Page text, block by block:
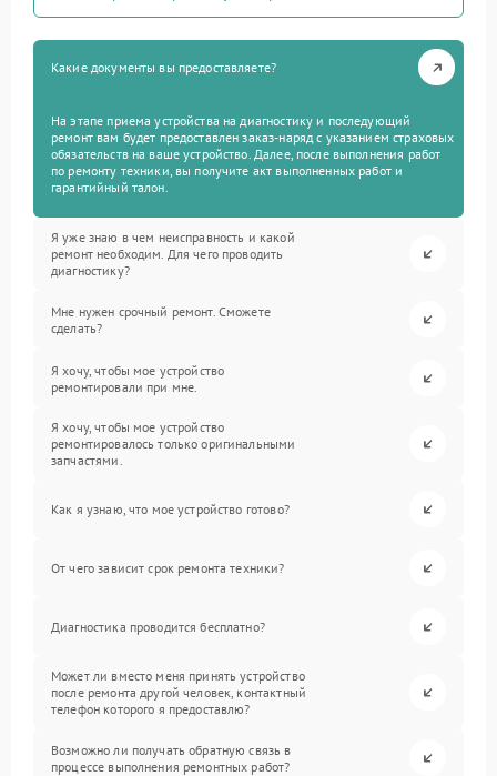
Какие документы вы предоставляете?
На этапе приема устройства на диагностику и последующий
ремонт вам будет предоставлен заказ-наряд с указанием страховых
обязательств на ваше устройство. Далее, после выполнения работ
по ремонту техники, вы получите акт выполненных работ и
гарантийный талон.
Я уже знаю в чем неисправность и какой
ремонт необходим. Для чего проводить
диагностику?
Мне нужен срочный ремонт. Сможете
сделать?
Я хочу, чтобы мое устройство
ремонтировали при мне.
Я хочу, чтобы мое устройство
ремонтировалось только оригинальными
запчастями.
Как я узнаю, что мое устройство готово?
От чего зависит срок ремонта техники?
Диагностика проводится бесплатно?
Может ли вместо меня принять устройство
после ремонта другой человек, контактный
телефон которого я предоставлю?
Возможно ли получать обратную связь в
процессе выполнения ремонтных работ?